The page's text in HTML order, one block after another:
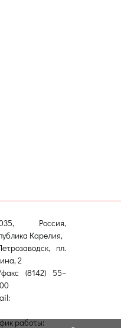
Россия,
Карелия,
пл.
2
факс (8142) 55–
работы: